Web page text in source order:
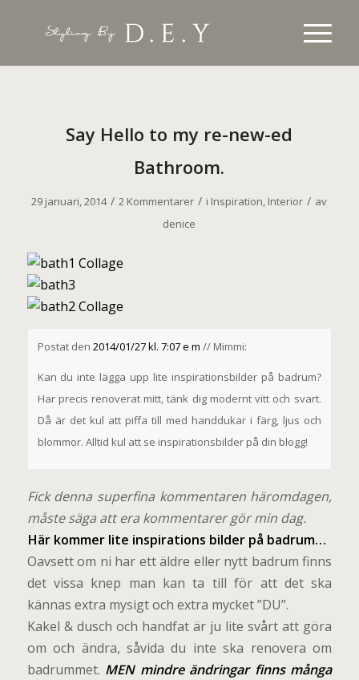
Say Hello to my re-new-ed
Bathroom.
29 januari, 2014 / 2 Kommentarer / i Inspiration, Interior / av
denice
Postat den 2014/01/27 kl. 7:07 e m // Mimmi:
Kan du inte lägga upp lite inspirationsbilder på badrum?
Har precis renoverat mitt, tänk dig modernt vitt och svart.
Då är det kul att piffa till med handdukar i färg, ljus och
blommor. Alltid kul att se inspirationsbilder på din blogg!
Fick denna superfina kommentaren häromdagen,
måste säga att era kommentarer gör min dag.
Här kommer lite inspirations bilder på badrum…
Oavsett om ni har ett äldre eller nytt badrum finns
det vissa knep man kan ta till för att det ska
kännas extra mysigt och extra mycket ”DU”.
Kakel & dusch och handfat är ju lite svårt att göra
om och ändra, såvida du inte ska renovera om
badrummet. MEN mindre ändringar finns många